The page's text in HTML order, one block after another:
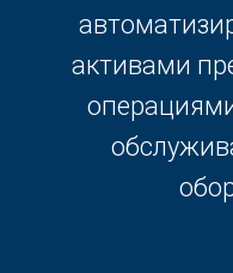
активами